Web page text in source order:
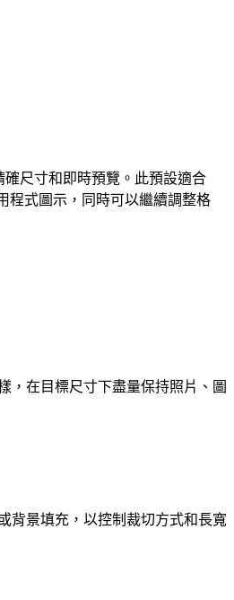
確尺寸和即時預覽。此預設適合
程式圖示，同時可以繼續調整格
，在目標尺寸下盡量保持照片、圖
背景填充，以控制裁切方式和長寬